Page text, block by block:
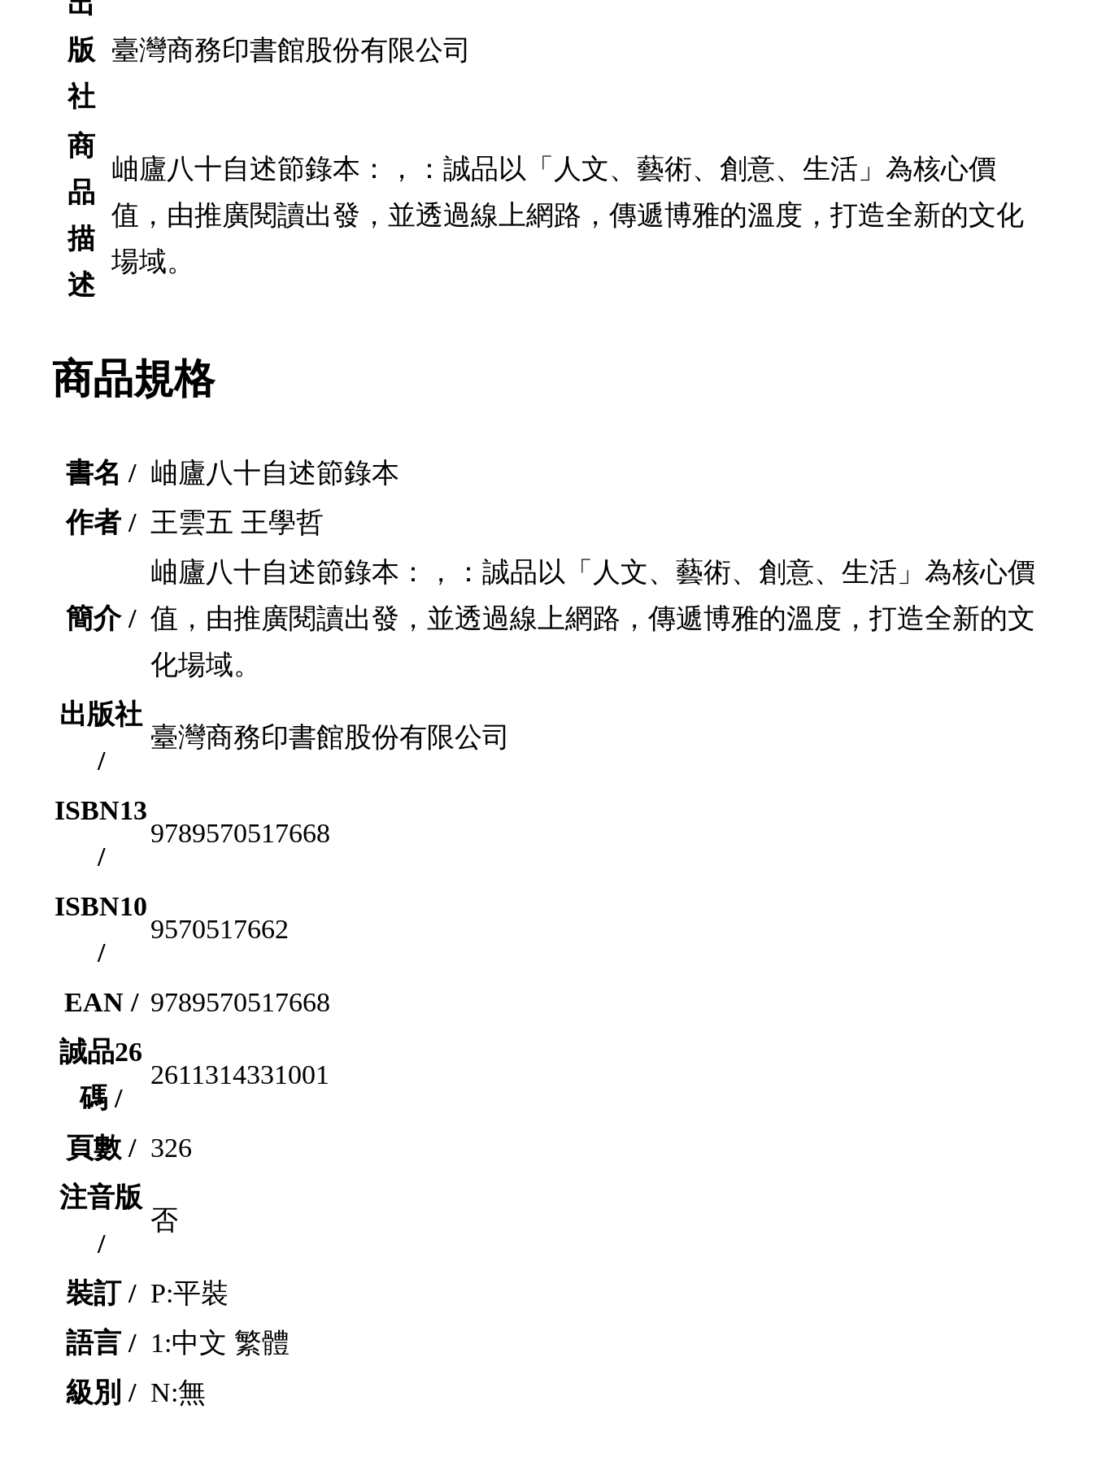
版
社
臺灣商務印書館股份有限公司
商
品
描
述
岫廬八十自述節錄本：，：誠品以「人文、藝術、創意、生活」為核心價
值，由推廣閱讀出發，並透過線上網路，傳遞博雅的溫度，打造全新的文化
場域。
商品規格
書名 / 岫廬八十自述節錄本
作者 / 王雲五 王學哲
簡介 /
岫廬八十自述節錄本：，：誠品以「人文、藝術、創意、生活」為核心價
值，由推廣閱讀出發，並透過線上網路，傳遞博雅的溫度，打造全新的文
化場域。
出版社
/
臺灣商務印書館股份有限公司
ISBN13
/
9789570517668
ISBN10
/
9570517662
EAN / 9789570517668
誠品26
碼 /
2611314331001
頁數 / 326
注音版
/
否
裝訂 / P:平裝
語言 / 1:中文 繁體
級別 / N:無